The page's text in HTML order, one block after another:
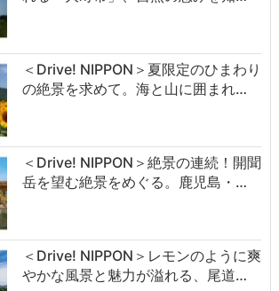
＜Drive! NIPPON＞夏限定のひまわり
の絶景を求めて。海と山に囲まれ…
＜Drive! NIPPON＞絶景の連続！開聞
岳を望む絶景をめぐる。鹿児島・…
＜Drive! NIPPON＞レモンのように爽
やかな風景と魅力が溢れる、尾道…